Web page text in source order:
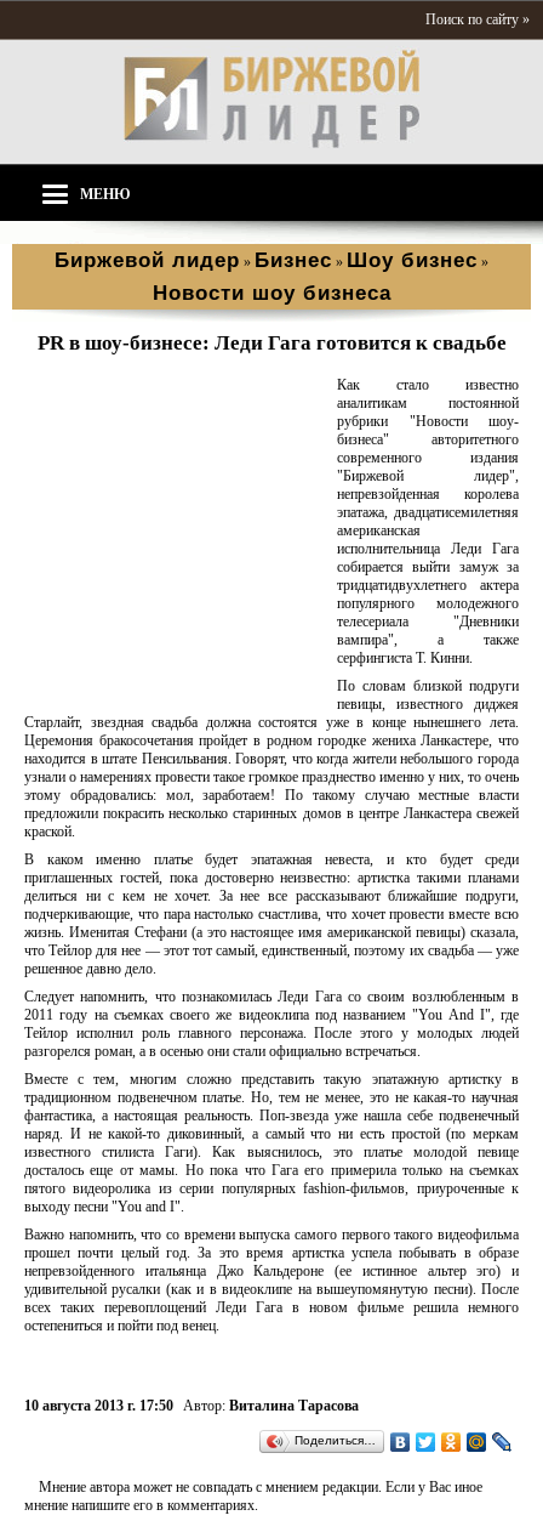
Поиск по сайту »
МЕНЮ
Биржевой лидер » Бизнес » Шоу бизнес »
Новости шоу бизнеса
PR в шоу-бизнесе: Леди Гага готовится к свадьбе
Как стало известно
аналитикам постоянной
рубрики "Новости шоу-
бизнеса" авторитетного
современного издания
"Биржевой лидер",
непревзойденная королева
эпатажа, двадцатисемилетняя
американская
исполнительница Леди Гага
собирается выйти замуж за
тридцатидвухлетнего актера
популярного молодежного
телесериала "Дневники
вампира", а также
серфингиста Т. Кинни.
По словам близкой подруги
певицы, известного диджея
Старлайт, звездная свадьба должна состоятся уже в конце нынешнего лета.
Церемония бракосочетания пройдет в родном городке жениха Ланкастере, что
находится в штате Пенсильвания. Говорят, что когда жители небольшого города
узнали о намерениях провести такое громкое празднество именно у них, то очень
этому обрадовались: мол, заработаем! По такому случаю местные власти
предложили покрасить несколько старинных домов в центре Ланкастера свежей
краской.
В каком именно платье будет эпатажная невеста, и кто будет среди
приглашенных гостей, пока достоверно неизвестно: артистка такими планами
делиться ни с кем не хочет. За нее все рассказывают ближайшие подруги,
подчеркивающие, что пара настолько счастлива, что хочет провести вместе всю
жизнь. Именитая Стефани (а это настоящее имя американской певицы) сказала,
что Тейлор для нее — этот тот самый, единственный, поэтому их свадьба — уже
решенное давно дело.
Следует напомнить, что познакомилась Леди Гага со своим возлюбленным в
2011 году на съемках своего же видеоклипа под названием "You And I", где
Тейлор исполнил роль главного персонажа. После этого у молодых людей
разгорелся роман, а в осенью они стали официально встречаться.
Вместе с тем, многим сложно представить такую эпатажную артистку в
традиционном подвенечном платье. Но, тем не менее, это не какая-то научная
фантастика, а настоящая реальность. Поп-звезда уже нашла себе подвенечный
наряд. И не какой-то диковинный, а самый что ни есть простой (по меркам
известного стилиста Гаги). Как выяснилось, это платье молодой певице
досталось еще от мамы. Но пока что Гага его примерила только на съемках
пятого видеоролика из серии популярных fashion-фильмов, приуроченные к
выходу песни "You and I".
Важно напомнить, что со времени выпуска самого первого такого видеофильма
прошел почти целый год. За это время артистка успела побывать в образе
непревзойденного итальянца Джо Кальдероне (ее истинное альтер эго) и
удивительной русалки (как и в видеоклипе на вышеупомянутую песни). После
всех таких перевоплощений Леди Гага в новом фильме решила немного
остепениться и пойти под венец.
10 августа 2013 г. 17:50 Автор: Виталина Тарасова
Поделиться…
Мнение автора может не совпадать с мнением редакции. Если у Вас иное
мнение напишите его в комментариях.